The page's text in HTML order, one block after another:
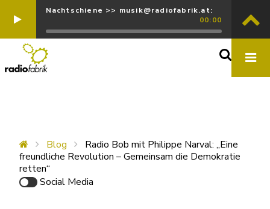
Nachtschiene >> musik@radiofabrik.at:
00:00
Blog
Radio Bob mit Philippe Narval: „Eine
freundliche Revolution – Gemeinsam die Demokratie
retten“
Social Media